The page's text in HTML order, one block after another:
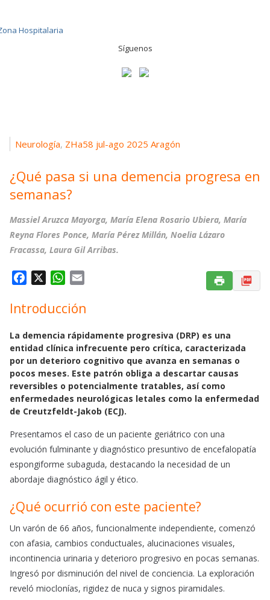
Síguenos
Neurología, ZHa58 jul-ago 2025 Aragón
¿Qué pasa si una demencia progresa en
semanas?
Massiel Aruzca Mayorga, María Elena Rosario Ubiera, María
Reyna Flores Ponce, María Pérez Millán, Noelia Lázaro
Fracassa, Laura Gil Arribas.
c
b
o
o
k
W
a
s
A
p
p
a
l
Introducción
La demencia rápidamente progresiva (DRP) es una
entidad clínica infrecuente pero crítica, caracterizada
por un deterioro cognitivo que avanza en semanas o
pocos meses. Este patrón obliga a descartar causas
reversibles o potencialmente tratables, así como
enfermedades neurológicas letales como la enfermedad
de Creutzfeldt-Jakob (ECJ).
Presentamos el caso de un paciente geriátrico con una
evolución fulminante y diagnóstico presuntivo de encefalopatía
espongiforme subaguda, destacando la necesidad de un
abordaje diagnóstico ágil y ético.
¿Qué ocurrió con este paciente?
Un varón de 66 años, funcionalmente independiente, comenzó
con afasia, cambios conductuales, alucinaciones visuales,
incontinencia urinaria y deterioro progresivo en pocas semanas.
Ingresó por disminución del nivel de conciencia. La exploración
reveló mioclonías, rigidez de nuca y signos piramidales.